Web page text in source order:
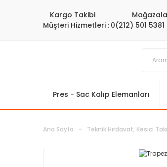
Kargo Takibi
Müşteri Hizmetleri : 0(212) 501 5381
Pres - Sac Kalıp Elemanları
Ana Sayfa Teknik Hırdavat, Kesici